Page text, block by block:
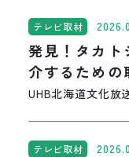
テレビ取材
発見！タカ
介するための
UHB北海道文化放
テレビ取材